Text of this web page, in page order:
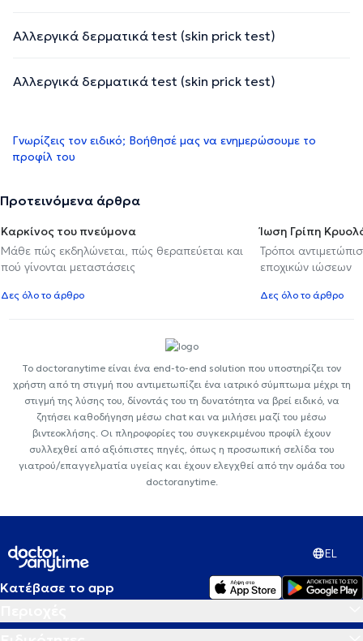
Αλλεργικά δερματικά test (skin prick test)
Αλλεργικά δερματικά test (skin prick test)
Γνωρίζεις τον ειδικό; Βοήθησέ μας να ενημερώσουμε το
προφίλ του
Προτεινόμενα άρθρα
Καρκίνος του πνεύμονα
Μάθε πώς εκδηλώνεται, πώς θεραπεύεται και
πού γίνονται μεταστάσεις
Δες όλο το άρθρο
Ίωση Γρίπη
Τρόποι
εποχικών ιώσεων
Δες όλο το άρθρο
Το doctoranytime είναι ένα end-to-end solution που υποστηρίζει τον
χρήστη από τη στιγμή που αντιμετωπίζει ένα ιατρικό σύμπτωμα μέχρι τη
στιγμή της λύσης του, δίνοντάς του τη δυνατότητα να βρεί ειδικό, να
ζητήσει καθοδήγηση μέσω chat και να μιλήσει μαζί του μέσω
βιντεοκλήσης. Οι πληροφορίες του συγκεκριμένου προφίλ έχουν
συλλεχθεί από αξιόπιστες πηγές, όπως η προσωπική σελίδα του
γιατρού/επαγγελματία υγείας και έχουν ελεγχθεί από την ομάδα του
doctoranytime.
EL
Κατέβασε το app